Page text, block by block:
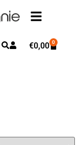
€0,00 0